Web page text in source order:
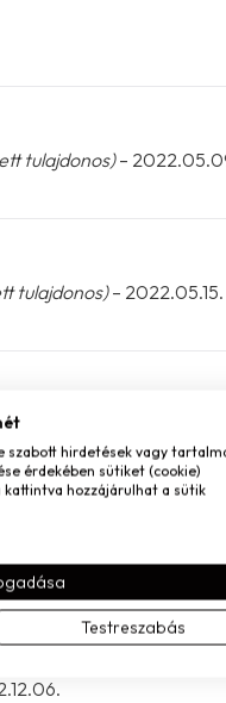
tulajdonos) –
tulajdonos) – 2022.05.15.
tulajdonos)
szabott hirdetések vagy
érdekében sütiket (cookie)
kattintva hozzájárulhat a sütik
Testreszabás